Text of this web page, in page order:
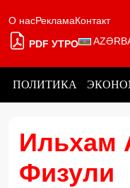
О насРекламаКонтакт
PDF УТРО
ПОЛИТИКА
Ильхам
Физули